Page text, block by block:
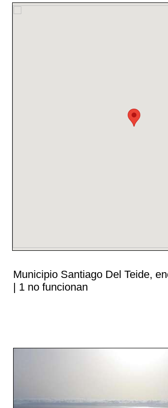
Municipio Santiago Del Teide,
| 1 no funcionan